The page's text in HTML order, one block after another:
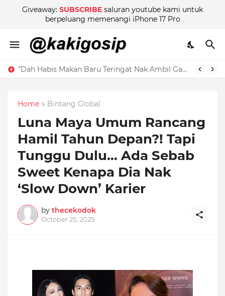
Giveaway: SUBSCRIBE saluran youtube kami untuk
berpeluang memenangi iPhone 17 Pro
Nikita Mirzani Terbuka Tentang Hubungan Cinta Dengan Model Muda, Tapi Teman Rapat Beri Amaran!
Home Bintang Global
Luna Maya Umum Rancang
Hamil Tahun Depan?! Tapi
Tunggu Dulu… Ada Sebab
Sweet Kenapa Dia Nak
‘Slow Down’ Karier
by thecekodok
October 25, 2025